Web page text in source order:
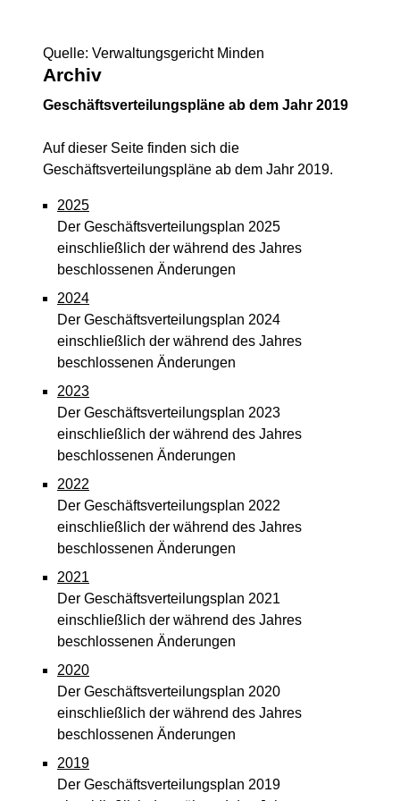
Quelle: Verwaltungsgericht Minden
Archiv
Geschäftsverteilungspläne ab dem Jahr 2019
Auf dieser Seite finden sich die
Geschäftsverteilungspläne ab dem Jahr 2019.
2025
Der Geschäftsverteilungsplan 2025
einschließlich der während des Jahres
beschlossenen Änderungen
2024
Der Geschäftsverteilungsplan 2024
einschließlich der während des Jahres
beschlossenen Änderungen
2023
Der Geschäftsverteilungsplan 2023
einschließlich der während des Jahres
beschlossenen Änderungen
2022
Der Geschäftsverteilungsplan 2022
einschließlich der während des Jahres
beschlossenen Änderungen
2021
Der Geschäftsverteilungsplan 2021
einschließlich der während des Jahres
beschlossenen Änderungen
2020
Der Geschäftsverteilungsplan 2020
einschließlich der während des Jahres
beschlossenen Änderungen
2019
Der Geschäftsverteilungsplan 2019